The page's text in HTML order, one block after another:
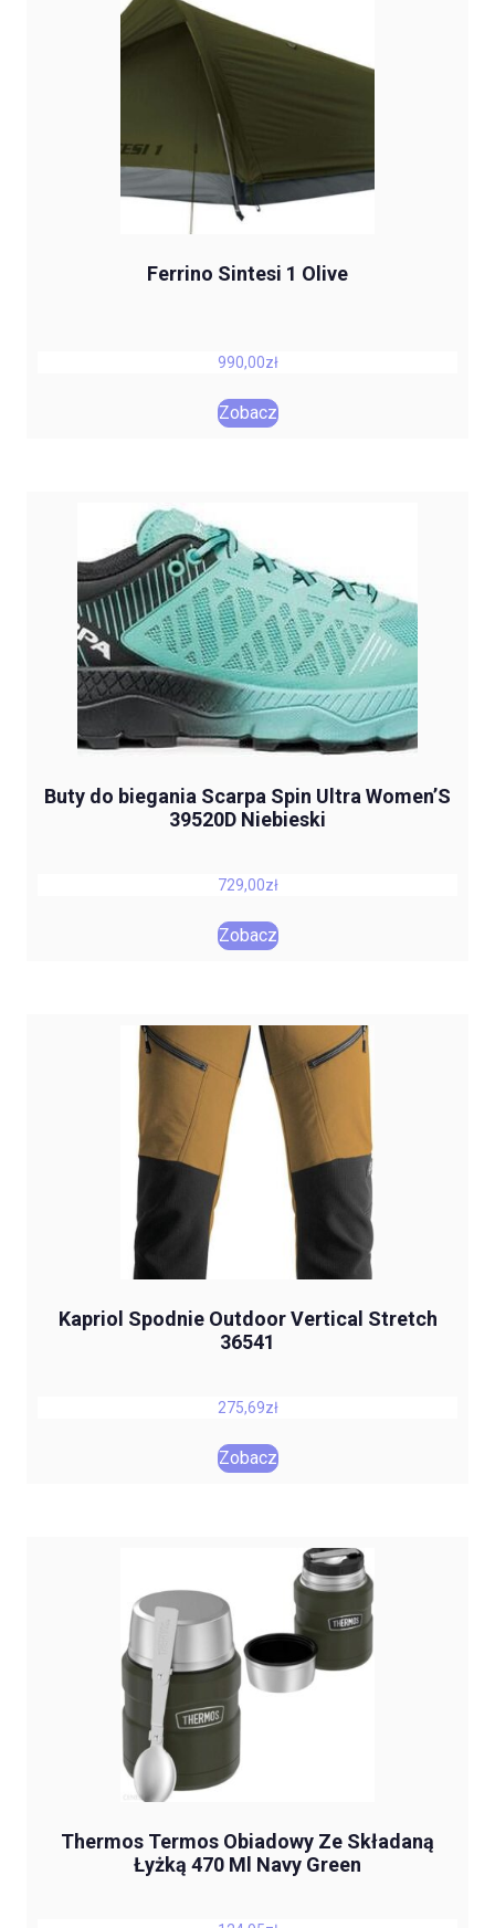
Ferrino Sintesi 1 Olive
990,00zł
Zobacz
Buty do biegania Scarpa Spin Ultra Women’S
39520D Niebieski
729,00zł
Zobacz
Kapriol Spodnie Outdoor Vertical Stretch
36541
275,69zł
Zobacz
Thermos Termos Obiadowy Ze Składaną
Łyżką 470 Ml Navy Green